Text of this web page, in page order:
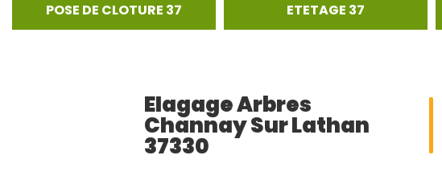
POSE DE CLOTURE 37 ETETAGE 37
Elagage Arbres
Channay Sur Lathan
37330